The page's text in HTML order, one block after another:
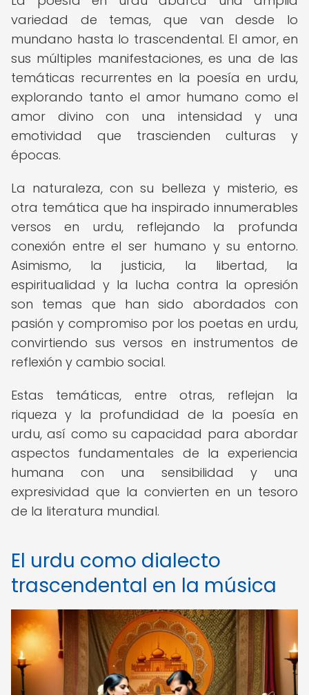
variedad de temas, que van desde lo
mundano hasta lo trascendental. El amor, en
sus múltiples manifestaciones, es una de las
temáticas recurrentes en la poesía en urdu,
explorando tanto el amor humano como el
amor divino con una intensidad y una
emotividad que trascienden culturas y
épocas.
La naturaleza, con su belleza y misterio, es
otra temática que ha inspirado innumerables
versos en urdu, reflejando la profunda
conexión entre el ser humano y su entorno.
Asimismo, la justicia, la libertad, la
espiritualidad y la lucha contra la opresión
son temas que han sido abordados con
pasión y compromiso por los poetas en urdu,
convirtiendo sus versos en instrumentos de
reflexión y cambio social.
Estas temáticas, entre otras, reflejan la
riqueza y la profundidad de la poesía en
urdu, así como su capacidad para abordar
aspectos fundamentales de la experiencia
humana con una sensibilidad y una
expresividad que la convierten en un tesoro
de la literatura mundial.
El urdu como dialecto
trascendental en la música